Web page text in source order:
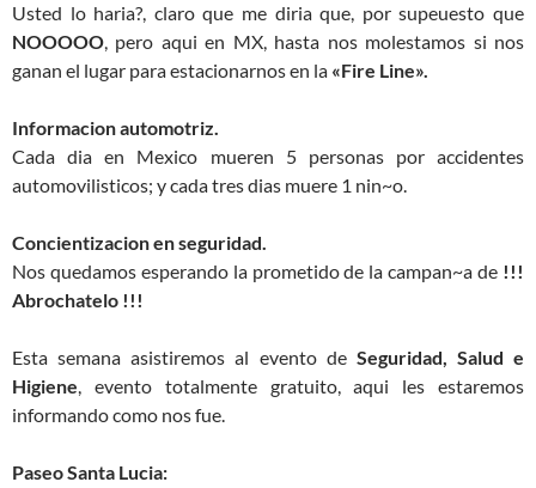
Usted lo haria?, claro que me diria que, por supeuesto que
NOOOOO, pero aqui en MX, hasta nos molestamos si nos
ganan el lugar para estacionarnos en la «Fire Line».
Informacion automotriz.
Cada dia en Mexico mueren 5 personas por accidentes
automovilisticos; y cada tres dias muere 1 nin~o.
Concientizacion en seguridad.
Nos quedamos esperando la prometido de la campan~a de !!!
Abrochatelo !!!
Esta semana asistiremos al evento de Seguridad, Salud e
Higiene, evento totalmente gratuito, aqui les estaremos
informando como nos fue.
Paseo Santa Lucia: